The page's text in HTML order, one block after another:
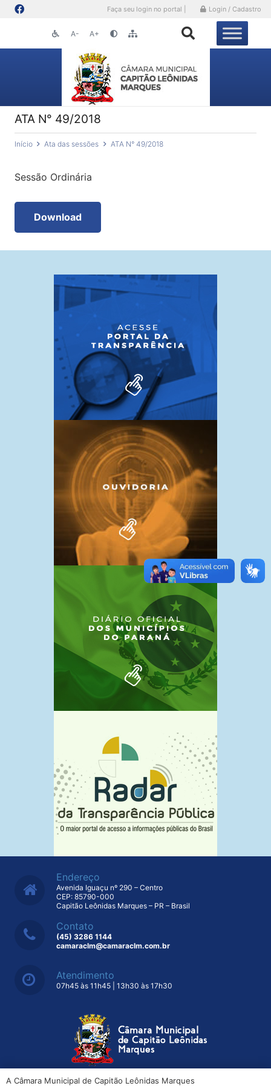
Faça seu login no portal | Login / Cadastro
A- A+
ATA N° 49/2018
Início Ata das sessões ATA N° 49/2018
Sessão Ordinária
Download
Endereço
Avenida Iguaçu nº 290 – Centro
CEP: 85790-000
Capitão Leônidas Marques – PR – Brasil
Contato
(45) 3286 1144
camaraclm@camaraclm.com.br
Atendimento
07h45 às 11h45 | 13h30 às 17h30
A Câmara Municipal de Capitão Leônidas Marques